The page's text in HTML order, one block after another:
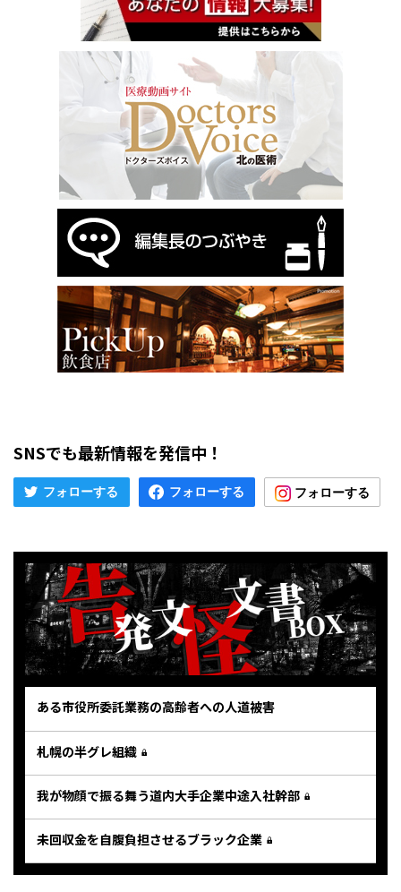
SNSでも最新情報を発信中！
ある市役所委託業務の高齢者への人道被害
札幌の半グレ組織
我が物顔で振る舞う道内大手企業中途入社幹部
未回収金を自腹負担させるブラック企業